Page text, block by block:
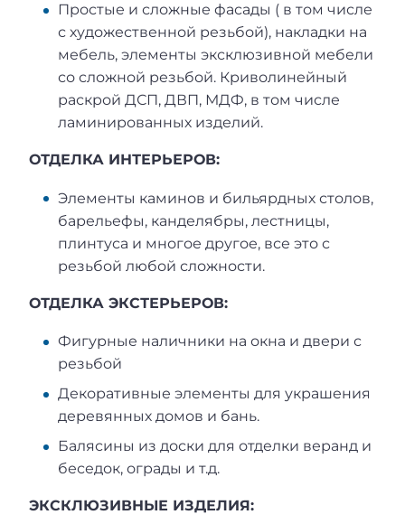
Простые и сложные фасады ( в том числе
с художественной резьбой), накладки на
мебель, элементы эксклюзивной мебели
со сложной резьбой. Криволинейный
раскрой ДСП, ДВП, МДФ, в том числе
ламинированных изделий.
ОТДЕЛКА ИНТЕРЬЕРОВ:
Элементы каминов и бильярдных столов,
барельефы, канделябры, лестницы,
плинтуса и многое другое, все это с
резьбой любой сложности.
ОТДЕЛКА ЭКСТЕРЬЕРОВ:
Фигурные наличники на окна и двери с
резьбой
Декоративные элементы для украшения
деревянных домов и бань.
Балясины из доски для отделки веранд и
беседок, ограды и т.д.
ЭКСКЛЮЗИВНЫЕ ИЗДЕЛИЯ: